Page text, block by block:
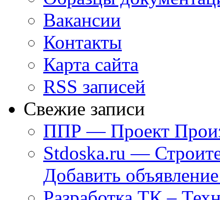
Вакансии
Контакты
Карта сайта
RSS записей
Свежие записи
ППР — Проект
Stdoska.ru —
Добавить